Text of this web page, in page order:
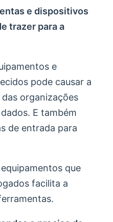
e dispositivos
trazer para a
e
pode causar a
organizações
E também
de entrada para
que
facilita a